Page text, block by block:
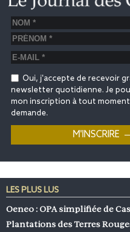
Oui, j'accepte de recevoir
newsletter quotidienne. Je
mon inscription à tout
demande.
LES PLUS LUS
Oeneo : OPA simplifiée de
Plantations des Terres